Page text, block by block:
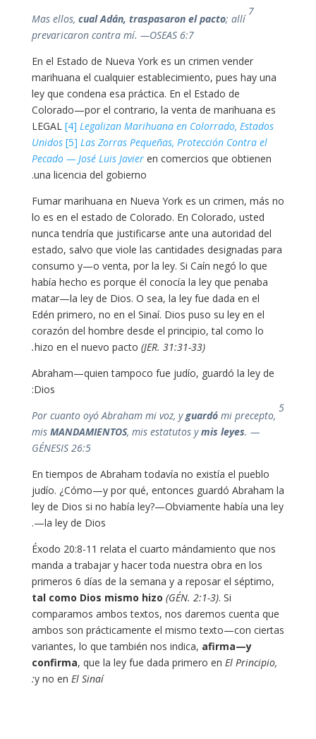
7
Mas ellos, cual Adán, traspasaron el pacto; allí
prevaricaron contra mí. —OSEAS 6:7
En el Estado de Nueva York es un crimen vender
marihuana el cualquier establecimiento, pues hay una
ley que condena esa práctica. En el Estado de
Colorado—por el contrario, la venta de marihuana es
LEGAL [4] Legalizan Marihuana en Colorrado, Estados
Unidos [5] Las Zorras Pequeñas, Protección Contra el
Pecado — José Luis Javier en comercios que obtienen
una licencia del gobierno.
Fumar marihuana en Nueva York es un crimen, más no
lo es en el estado de Colorado. En Colorado, usted
nunca tendría que justificarse ante una autoridad del
estado, salvo que viole las cantidades designadas para
consumo y—o venta, por la ley. Si Caín negó lo que
había hecho es porque él conocía la ley que penaba
matar—la ley de Dios. O sea, la ley fue dada en el
Edén primero, no en el Sinaí. Dios puso su ley en el
corazón del hombre desde el principio, tal como lo
hizo en el nuevo pacto (JER. 31:31-33).
Abraham—quien tampoco fue judío, guardó la ley de
Dios:
5
guardómi precepto,
misMANDAMIENTOS, mis estatutos ymis leyes. —
GÉNESIS 26:5
En tiempos de Abraham todavía no existía el pueblo
judío. ¿Cómo—y por qué, entonces guardó Abraham la
ley de Dios si no había ley?—Obviamente había una ley
—la ley de Dios.
Éxodo 20:8-11 relata el cuarto mándamiento que nos
manda a trabajar y hacer toda nuestra obra en los
primeros 6 días de la semana y a reposar el séptimo,
tal como Dios mismo hizo (GÉN. 2:1-3). Si
comparamos ambos textos, nos daremos cuenta que
ambos son prácticamente el mismo texto—con ciertas
variantes, lo que también nos indica, afirma—y
confirma, que la ley fue dada primero en El Principio,
y no en El Sinaí: